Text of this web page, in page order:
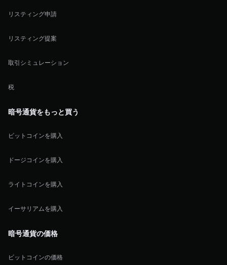
リスティング申請
リスティング提案
取引シミュレーション
税
暗号通貨をもっと買う
ビットコインを購入
ドージコインを購入
ライトコインを購入
イーサリアムを購入
暗号通貨の価格
ビットコインの価格